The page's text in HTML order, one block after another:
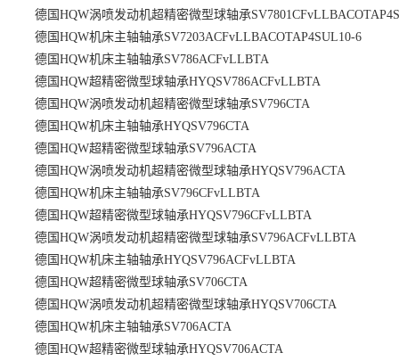
德国HQW涡喷发动机超精密微型球轴承
德国HQW机床主轴轴承SV7203ACFvLLBACOTAP4SUL10-6
德国HQW机床主轴轴承SV786ACFvLLBTA
德国HQW超精密微型球轴承HYQSV786ACFvLLBTA
德国HQW涡喷发动机超精密微型球轴承SV796CTA
德国HQW机床主轴轴承HYQSV796CTA
德国HQW超精密微型球轴承SV796ACTA
德国HQW涡喷发动机超精密微型球轴承HYQSV796ACTA
德国HQW机床主轴轴承SV796CFvLLBTA
德国HQW超精密微型球轴承HYQSV796CFvLLBTA
德国HQW涡喷发动机超精密微型球轴承SV796ACFvLLBTA
德国HQW机床主轴轴承HYQSV796ACFvLLBTA
德国HQW超精密微型球轴承SV706CTA
德国HQW涡喷发动机超精密微型球轴承HYQSV706CTA
德国HQW机床主轴轴承SV706ACTA
德国HQW超精密微型球轴承HYQSV706ACTA